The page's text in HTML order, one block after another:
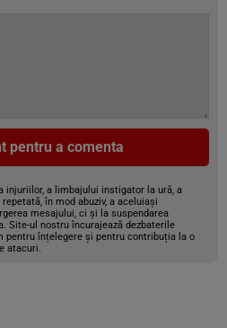
pentru a comenta
injuriilor, a limbajului instigator la ură, a
în mod abuziv, a aceluiași
mesajului, ci și la suspendarea
Site-ul nostru încurajează dezbaterile
pentru înțelegere și pentru contribuția la o
atacuri.